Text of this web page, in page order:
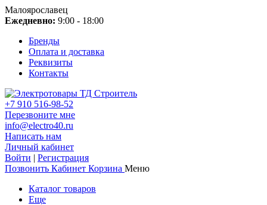
Малоярославец
Ежедневно: 9:00 - 18:00
Бренды
Оплата и доставка
Реквизиты
Контакты
+7 910 516-98-52
Перезвоните мне
info@electro40.ru
Написать нам
Личный кабинет
Войти | Регистрация
Позвонить Кабинет Корзина Меню
Каталог товаров
Еще